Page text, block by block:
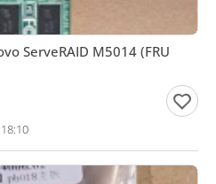
ServeRAID M5014 (FRU